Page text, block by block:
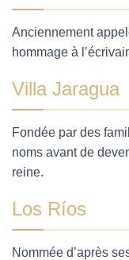
Anciennement
hommage à
Villa Jaragua
Fondée par des
noms avant de
reine.
Los Ríos
Nommée d’après